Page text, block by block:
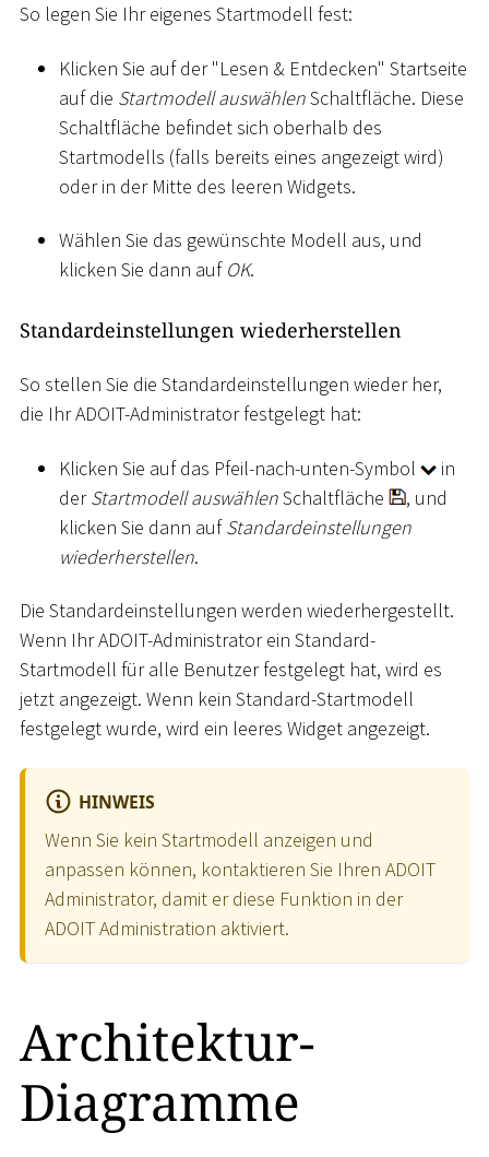
So legen Sie Ihr eigenes Startmodell fest:
Klicken Sie auf der "Lesen & Entdecken" Startseite
auf die Startmodell auswählenSchaltfläche. Diese
Schaltfläche befindet sich oberhalb des
Startmodells (falls bereits eines angezeigt wird)
oder in der Mitte des leeren Widgets.
Wählen Sie das gewünschte Modell aus, und
klicken Sie dann auf OK.
Standardeinstellungen wiederherstellen
So stellen Sie die Standardeinstellungen wieder her,
die Ihr ADOIT-Administrator festgelegt hat:
Klicken Sie auf das Pfeil-nach-unten-Symbol
in
derStartmodell auswählenSchaltfläche
, und
klicken Sie dann aufStandardeinstellungen
wiederherstellen.
Die Standardeinstellungen werden wiederhergestellt.
Wenn Ihr ADOIT-Administrator ein Standard-
Startmodell für alle Benutzer festgelegt hat, wird es
jetzt angezeigt. Wenn kein Standard-Startmodell
festgelegt wurde, wird ein leeres Widget angezeigt.
HINWEIS
Wenn Sie kein Startmodell anzeigen und
anpassen können, kontaktieren Sie Ihren ADOIT
Administrator, damit er diese Funktion in der
ADOIT Administration aktiviert.
Architektur-
Diagramme